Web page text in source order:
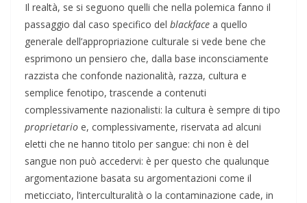
Il realtà, se si seguono quelli che nella polemica fanno il
passaggio dal caso specifico del blackface a quello
generale dell’appropriazione culturale si vede bene che
esprimono un pensiero che, dalla base inconsciamente
razzista che confonde nazionalità, razza, cultura e
semplice fenotipo, trascende a contenuti
complessivamente nazionalisti: la cultura è sempre di tipo
proprietario e, complessivamente, riservata ad alcuni
eletti che ne hanno titolo per sangue: chi non è del
sangue non può accedervi: è per questo che qualunque
argomentazione basata su argomentazioni come il
meticciato, l’interculturalità o la contaminazione cade, in